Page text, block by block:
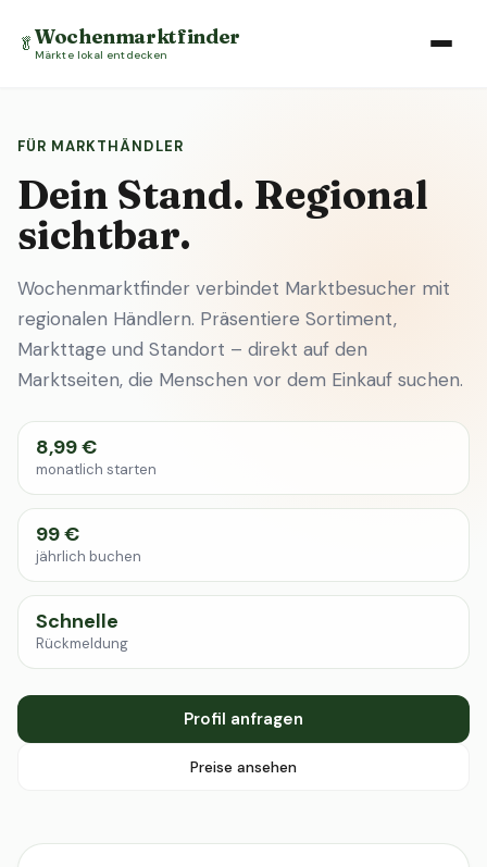
🥬Wochenmarktfinder
Märkte lokal entdecken
FÜR MARKTHÄNDLER
Dein Stand. Regional
sichtbar.
Wochenmarktfinder verbindet Marktbesucher mit
regionalen Händlern. Präsentiere Sortiment,
Markttage und Standort – direkt auf den
Marktseiten, die Menschen vor dem Einkauf suchen.
8,99 €
monatlich starten
99 €
jährlich buchen
Schnelle
Rückmeldung
Profil anfragen
Preise ansehen